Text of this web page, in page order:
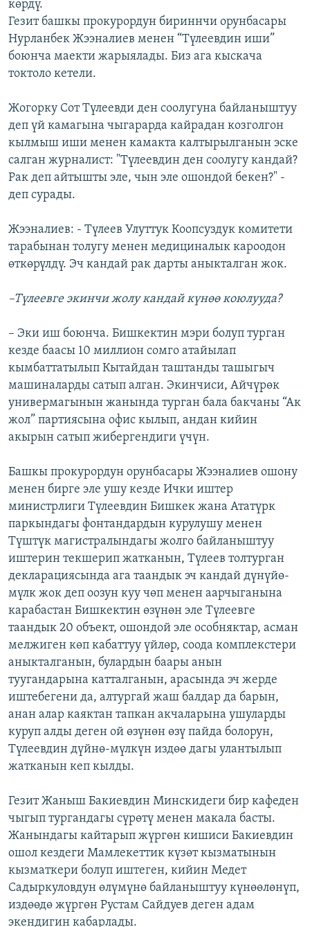
көрдү.
Гезит башкы прокурордун бириннчи орунбасары
Нурланбек Жээналиев менен “Түлеевдин иши”
боюнча маекти жарыялады. Биз ага кыскача
токтоло кетели.
Жогорку Сот Түлеевди ден соолугуна байланыштуу
деп үй камагына чыгарарда кайрадан козголгон
кылмыш иши менен камакта калтырылганын эске
салган журналист: "Түлеевдин ден соолугу кандай?
Рак деп айтышты эле, чын эле ошондой бекен?" -
деп сурады.
Жээналиев: - Түлеев Улуттук Коопсуздук комитети
тарабынан толугу менен медициналык кароодон
өткөрүлдү. Эч кандай рак дарты аныкталган жок.
–Түлеевге экинчи жолу кандай күнөө коюлууда?
– Эки иш боюнча. Бишкектин мэри болуп турган
кезде баасы 10 миллион сомго атайылап
кымбаттатылып Кытайдан таштанды ташыгыч
машиналарды сатып алган. Экинчиси, Айчүрөк
универмагынын жанында турган бала бакчаны “Ак
жол” партиясына офис кылып, андан кийин
акырын сатып жибергендиги үчүн.
Башкы прокурордун орунбасары Жээналиев ошону
менен бирге эле ушу кезде Ички иштер
министрлиги Түлеевдин Бишкек жана Ататүрк
паркындагы фонтандардын курулушу менен
Түштүк магистралындагы жолго байланыштуу
иштерин текшерип жатканын, Түлеев толтурган
декларациясында ага таандык эч кандай дүнүйө-
мүлк жок деп оозун куу чөп менен аарчыганына
карабастан Бишкектин өзүнөн эле Түлеевге
таандык 20 объект, ошондой эле особняктар, асман
мелжиген көп кабаттуу үйлөр, соода комплекстери
аныкталганын, булардын баары анын
туугандарына катталганын, арасында эч жерде
иштебегени да, алтургай жаш балдар да барын,
анан алар каяктан тапкан акчаларына ушуларды
куруп алды деген ой өзүнөн өзү пайда болорун,
Түлеевдин дүйнө-мүлкүн издөө дагы улантылып
жатканын кеп кылды.
Гезит Жаныш Бакиевдин Минскидеги бир кафеден
чыгып тургандагы сүрөтү менен макала басты.
Жанындагы кайтарып жүргөн кишиси Бакиевдин
ошол кездеги Мамлекеттик күзөт кызматынын
кызматкери болуп иштеген, кийин Медет
Садыркуловдун өлүмүнө байланыштуу күнөөлөнүп,
издөөдө жүргөн Рустам Сайдуев деген адам
экендигин кабарлады.